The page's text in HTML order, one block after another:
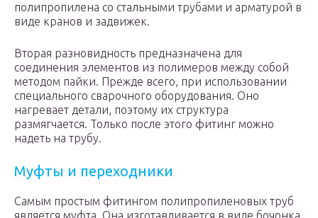
полипропилена со стальными трубами и арматурой в
виде кранов и задвижек.
Вторая разновидность предназначена для
соединения элементов из полимеров между собой
методом пайки. Прежде всего, при использовании
специального сварочного оборудования. Оно
нагревает детали, поэтому их структура
размягчается. Только после этого фитинг можно
надеть на трубу.
Муфты и переходники
Самым простым фитингом полипропиленовых труб
является муфта. Она изготавливается в виде бочонка,